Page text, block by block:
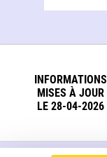
INFORMATIONS
MISES À JOUR
LE 28-04-2026